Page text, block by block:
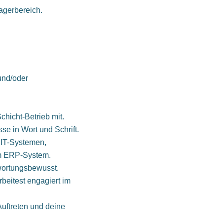
oder
Betrieb mit.
in Wort und Schrift.
Systemen,
ERP-System.
engagiert im
und deine